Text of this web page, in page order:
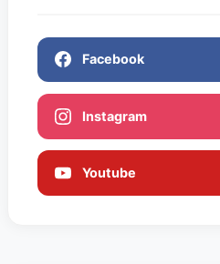
Facebook
Instagram
Youtube